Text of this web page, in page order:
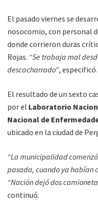
El pasado viernes se
nosocomio, con personal
donde corrieron duras
Rojas. “Se trabaja mal
descacharrado”, especificó.
El resultado de un sexto
por el Laboratorio
Nacional de
ubicado en la ciudad de
“La municipalidad
pasada, cuando ya habían
“Nación dejó dos
continuó.